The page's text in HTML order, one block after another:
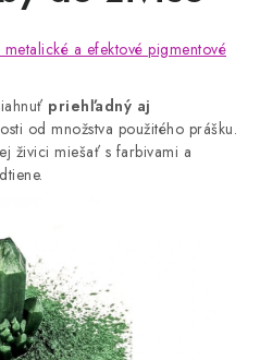
a efektové pigmentové
priehľadný aj
od množstva použitého prášku.
živici miešať s farbivami a